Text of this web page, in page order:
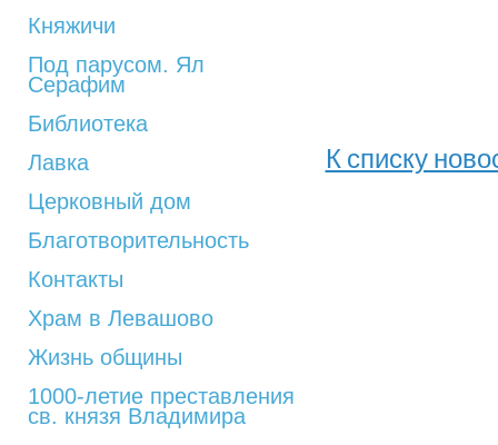
Княжичи
Под парусом. Ял
Серафим
Библиотека
Лавка
Церковный дом
Благотворительность
Контакты
Храм в Левашово
Жизнь общины
1000-летие преставления
св. князя Владимира
К списку